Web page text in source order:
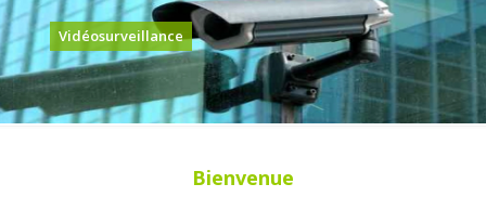
Vidéosurveillance
Bienvenue